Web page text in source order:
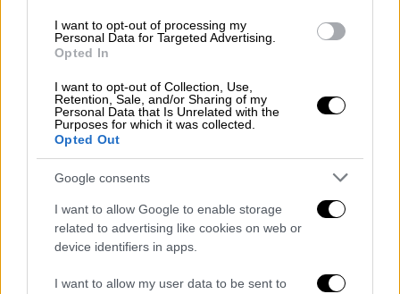
I want to opt-out of processing my
Personal Data for Targeted Advertising.
Opted In
I want to opt-out of Collection, Use,
Retention, Sale, and/or Sharing of my
Personal Data that Is Unrelated with the
Purposes for which it was collected.
Opted Out
Google consents
I want to allow Google to enable storage
related to advertising like cookies on web or
device identifiers in apps.
I want to allow my user data to be sent to